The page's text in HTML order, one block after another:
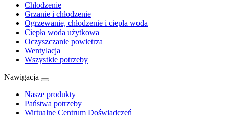
Chłodzenie
Grzanie i chłodzenie
Ogrzewanie, chłodzenie i ciepła woda
Ciepła woda użytkowa
Oczyszczanie powietrza
Wentylacja
Wszystkie potrzeby
Nawigacja
Nasze produkty
Państwa potrzeby
Wirtualne Centrum Doświadczeń